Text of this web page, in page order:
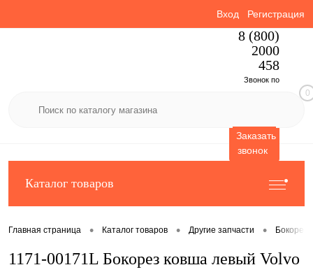
Вход Регистрация
8 (800)
2000
458
Звонок по
Заказать
звонок
0
Каталог товаров
Главная страница • Каталог товаров • Другие запчасти •
1171-00171L Бокорез ковша левый Volvo